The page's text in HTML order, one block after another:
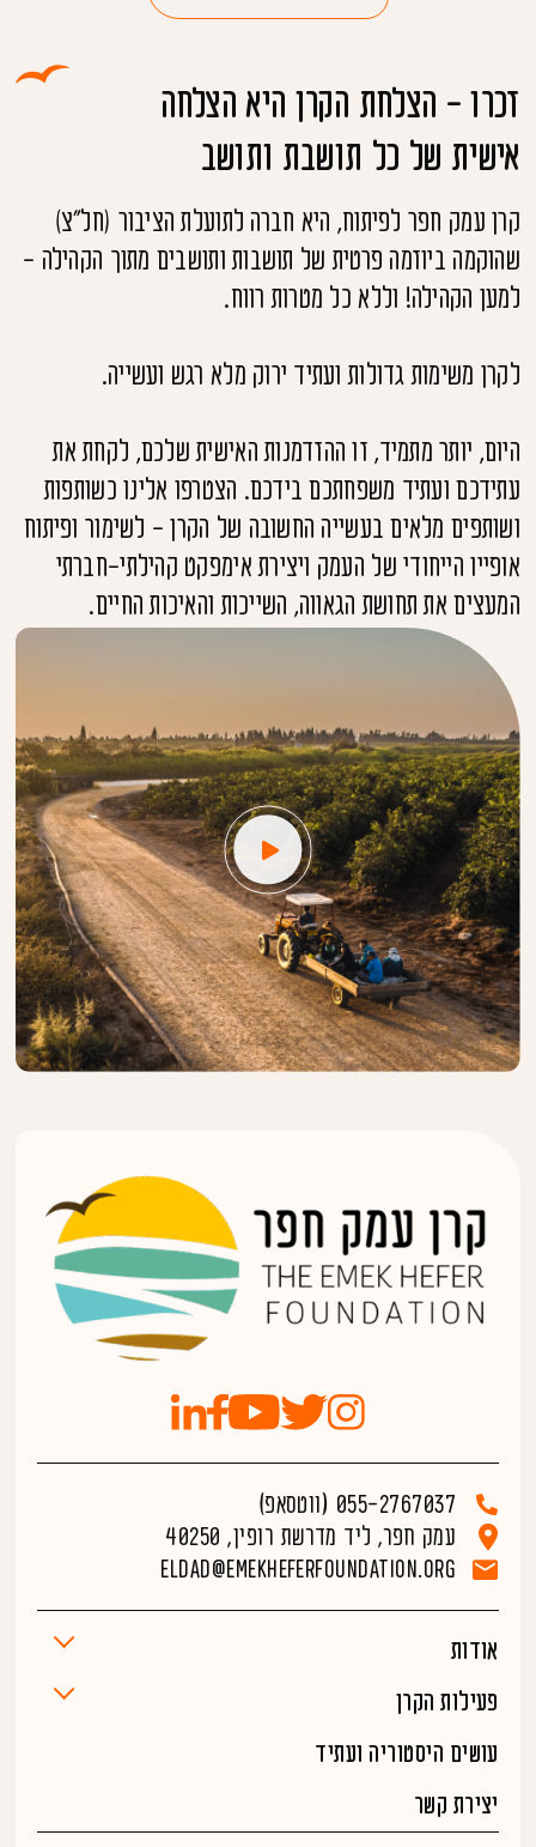
זכרו - הצלחת הקרן היא הצלחה
אישית של כל תושבת ותושב
קרן עמק חפר לפיתוח, היא חברה לתועלת הציבור (חל"צ)
שהוקמה ביוזמה פרטית של תושבות ותושבים מתוך הקהילה -
למען הקהילה! וללא כל מטרות רווח.
לקרן משימות גדולות ועתיד ירוק מלא רגש ועשייה.
היום, יותר מתמיד, זו ההזדמנות האישית שלכם, לקחת את
עתידכם ועתיד משפחתכם בידכם. הצטרפו אלינו כשותפות
ושותפים מלאים בעשייה החשובה של הקרן - לשימור ופיתוח
אופייו הייחודי של העמק ויצירת אימפקט קהילתי-חברתי
המעצים את תחושת הגאווה, השייכות והאיכות החיים.
055-2767037 (ווטסאפ)
עמק חפר, ליד מדרשת רופין, 40250
Eldad@emekheferfoundation.org
אודות
פעילות הקרן
עושים היסטוריה ועתיד
יצירת קשר